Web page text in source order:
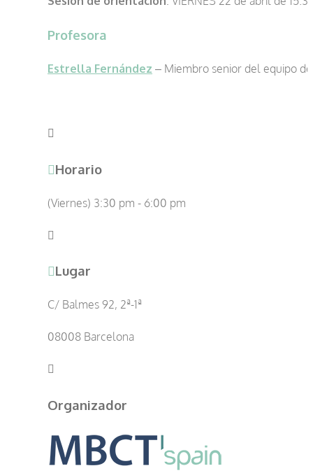
Profesora
Estrella Fernández – Miembro senior del equipo
Horario
(Viernes) 3:30 pm - 6:00 pm
Lugar
C/ Balmes 92, 2ª-1ª
08008 Barcelona
Organizador